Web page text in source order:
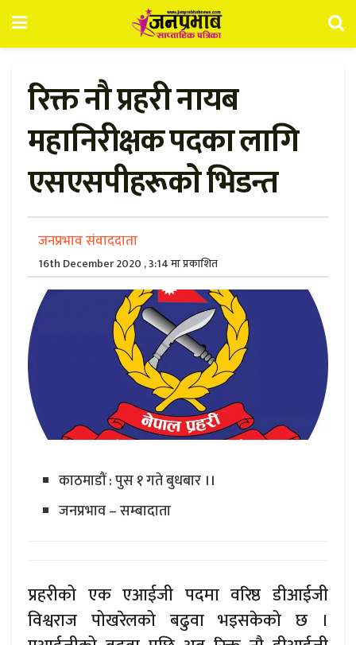
रिक्त नौ प्रहरी नायब
महानिरीक्षक पदका लागि
एसएसपीहरूकाे भिडन्त
जनप्रभाव संवाददाता
16th December 2020 , 3:14 मा प्रकाशित
काठमाडौं : पुस १ गते बुधबार ।।
जनप्रभाव – सम्बादाता
प्रहरीको एक एआईजी पदमा वरिष्ठ डीआईजी
विश्वराज पोखरेलको बढुवा भइसकेको छ ।